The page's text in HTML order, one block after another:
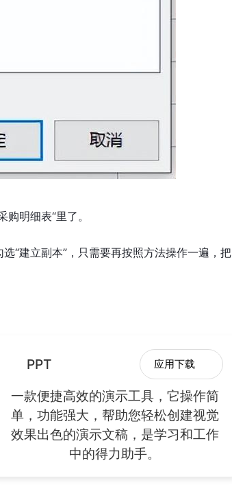
明细表“里了。
“建立副本”，只需要再按照方法操作一遍，把
PPT 应用下载
一款便捷高效的演示工具，它操作简
单，功能强大，帮助您轻松创建视觉
效果出色的演示文稿，是学习和工作
中的得力助手。